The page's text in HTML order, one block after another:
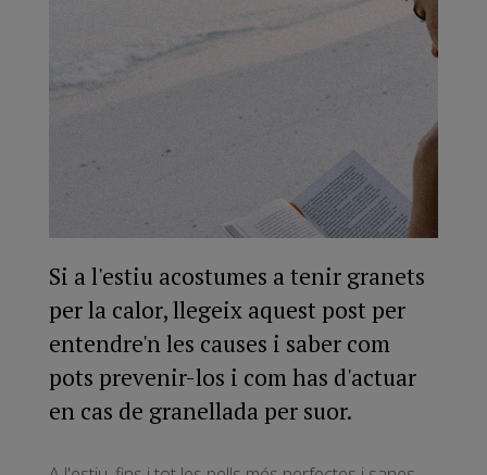
Si a l'estiu acostumes a tenir granets
per la calor, llegeix aquest post per
entendre'n les causes i saber com
pots prevenir-los i com has d'actuar
en cas de granellada per suor.